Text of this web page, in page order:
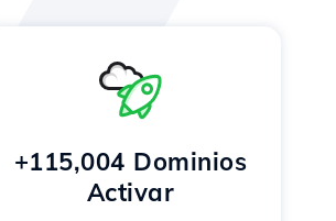
+115,004 Dominios
Activar